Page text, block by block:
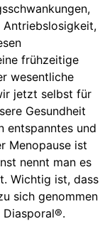
Antriebslosigkeit,
frühzeitige
wesentliche
jetzt selbst für
Gesundheit
entspanntes und
Menopause ist
nennt man es
Wichtig ist, dass
sich genommen
Diasporal®.